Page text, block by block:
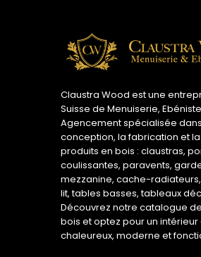
Claustra Wood est une
Suisse de Menuiserie,
Agencement spécialisée
conception, la fabrication et
produits en bois : claustras,
coulissantes, paravents,
mezzanine, cache-
lit, tables basses, tableaux
Découvrez notre catalogue
bois et optez pour un intérieur
chaleureux, moderne et